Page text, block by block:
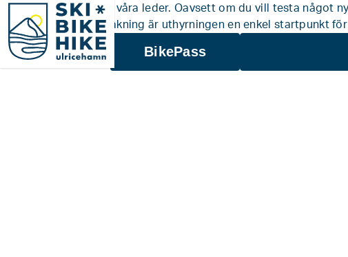
SkiBikeHike Ulricehamni våra leder. Oavsett om du vill testa något
åkning är uthyrningen en enkel startpunkt
BikePass